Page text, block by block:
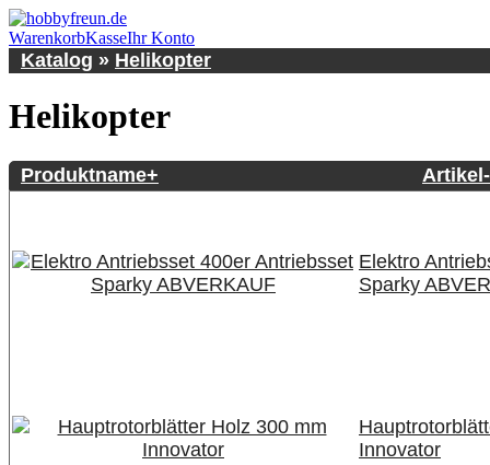
WarenkorbKasseIhr Konto
Katalog » Helikopter
Helikopter
Produktname+
Elektro
Sparky
Innovator